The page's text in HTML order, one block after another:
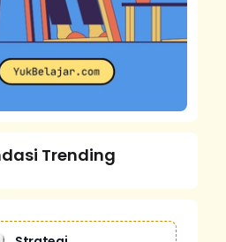
Trending